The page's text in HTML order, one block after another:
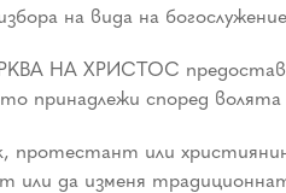
на вида на
НА ХРИСТОС предоставя
принадлежи според
протестант или
да изменя